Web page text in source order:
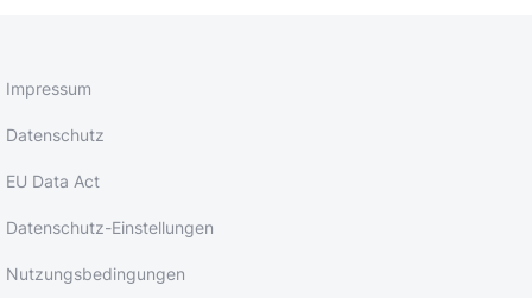
Impressum
Datenschutz
EU Data Act
Datenschutz-Einstellungen
Nutzungsbedingungen